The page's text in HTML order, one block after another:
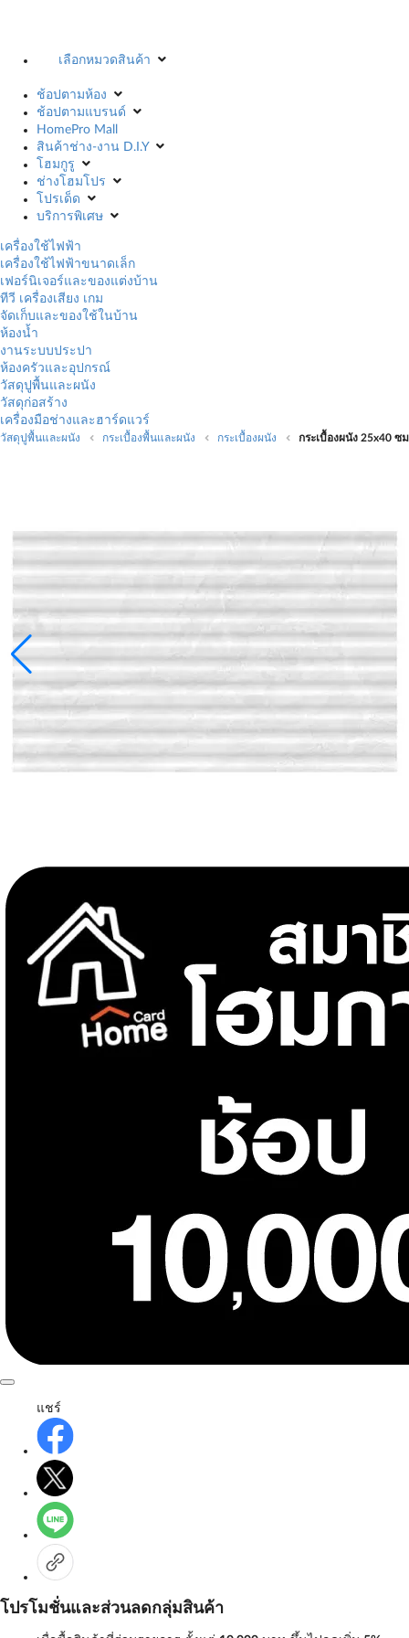
เลือกหมวดสินค้า
ช้อปตามห้อง
ช้อปตามแบรนด์
HomePro Mall
สินค้าช่าง-งาน D.I.Y
โฮมกูรู
ช่างโฮมโปร
โปรเด็ด
บริการพิเศษ
เครื่องใช้ไฟฟ้า
เครื่องใช้ไฟฟ้าขนาดเล็ก
เฟอร์นิเจอร์และของแต่งบ้าน
ทีวี เครื่องเสียง เกม
จัดเก็บและของใช้ในบ้าน
ห้องน้ำ
งานระบบประปา
ห้องครัวและอุปกรณ์
วัสดุปูพื้นและผนัง
วัสดุก่อสร้าง
เครื่องมือช่างและฮาร์ดแวร์
วัสดุปูพื้นและผนัง กระเบื้องพื้นและผนัง กระเบื้องผนัง กระเบื้องผนัง 25x40 ซ
แชร์
โปรโมชั่นและส่วนลดกลุ่มสินค้า